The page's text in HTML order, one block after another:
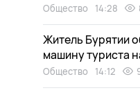
Общество 14:28
Житель Бурятии
машину туриста
Общество 14:12